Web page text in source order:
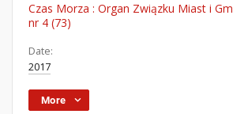
Czas Morza : Organ Związku Miast i
nr 4 (73)
Date:
2017
More